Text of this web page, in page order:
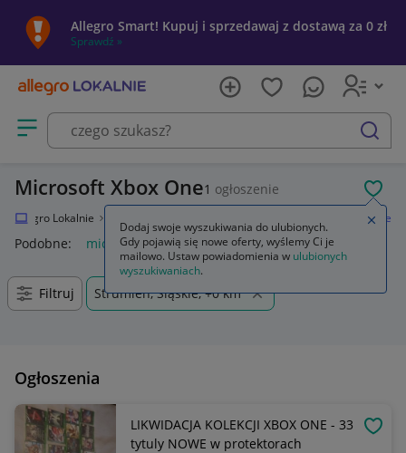
Allegro Smart! Kupuj i sprzedawaj z dostawą za 0 zł
Sprawdź »
Otwórz menu z kategoriami
szukaj
Microsoft Xbox One1 ogłoszenie
Allegro Lokalnie Microsoft Xbox One
Podobne: microsoft xbox one
Filtruj Strumień, Śląskie, +0 km
Ogłoszenia
LIKWIDACJA KOLEKCJI XBOX ONE - 33
tytuly NOWE w protektorach
Dodaj swoje wyszukiwania do ulubionych.
Gdy pojawią się nowe oferty, wyślemy Ci je
mailowo. Ustaw powiadomienia w ulubionych
wyszukiwaniach.